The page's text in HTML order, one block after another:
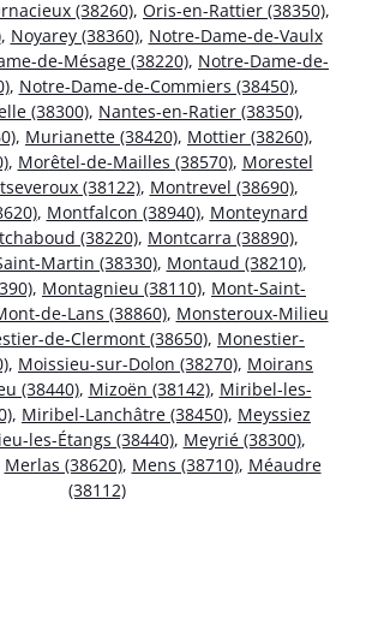
(38260), Oris-en-Rattier (38350),
, Noyarey (38360), Notre-Dame-de-Vaulx
de-Mésage (38220), Notre-Dame-de-
, Notre-Dame-de-Commiers (38450),
(38300), Nantes-en-Ratier (38350),
, Murianette (38420), Mottier (38260),
, Morêtel-de-Mailles (38570), Morestel
(38122), Montrevel (38690),
, Montfalcon (38940), Monteynard
(38220), Montcarra (38890),
Martin (38330), Montaud (38210),
, Montagnieu (38110), Mont-Saint-
de-Lans (38860), Monsteroux-Milieu
de-Clermont (38650), Monestier-
, Moissieu-sur-Dolon (38270), Moirans
(38440), Mizoën (38142), Miribel-les-
, Miribel-Lanchâtre (38450), Meyssiez
les-Étangs (38440), Meyrié (38300),
Merlas (38620), Mens (38710), Méaudre
(38112)